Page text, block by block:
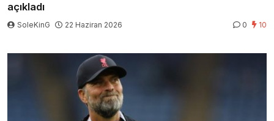
açıkladı
SoleKinG 22 Haziran 2026 0 10